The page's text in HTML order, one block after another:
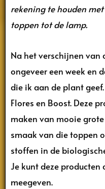
rekening te houden
toppen tot de lamp.
Na het verschijnen
ongeveer een week en
die ik aan de plant
Flores en Boost. Deze
maken van mooie
smaak van die toppen
stoffen in de
Je kunt deze
meegeven.